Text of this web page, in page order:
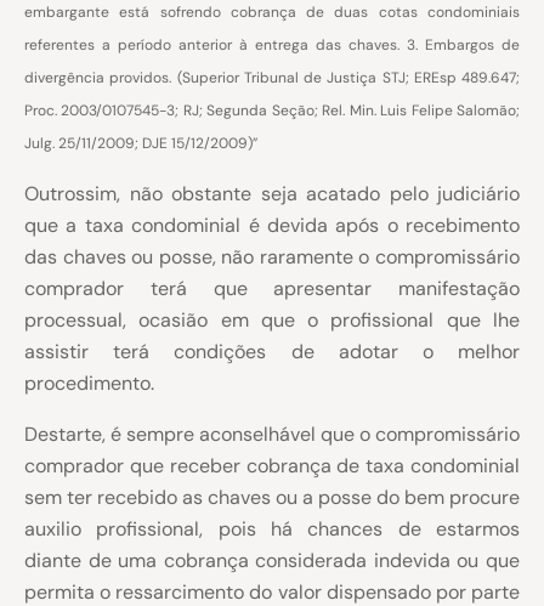
embargante está sofrendo cobrança de duas cotas condominiais
referentes a período anterior à entrega das chaves. 3. Embargos de
divergência providos. (Superior Tribunal de Justiça STJ; EREsp 489.647;
Proc. 2003/0107545-3; RJ; Segunda Seção; Rel. Min. Luis Felipe Salomão;
Julg. 25/11/2009; DJE 15/12/2009)”
Outrossim, não obstante seja acatado pelo judiciário
que a taxa condominial é devida após o recebimento
das chaves ou posse, não raramente o compromissário
comprador terá que apresentar manifestação
processual, ocasião em que o profissional que lhe
assistir terá condições de adotar o melhor
procedimento.
Destarte, é sempre aconselhável que o compromissário
comprador que receber cobrança de taxa condominial
sem ter recebido as chaves ou a posse do bem procure
auxilio profissional, pois há chances de estarmos
diante de uma cobrança considerada indevida ou que
permita o ressarcimento do valor dispensado por parte